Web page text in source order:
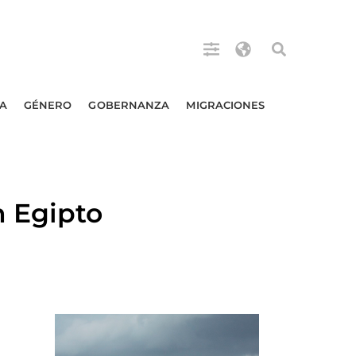
GÉNERO GOBERNANZA MIGRACIONES
Egipto